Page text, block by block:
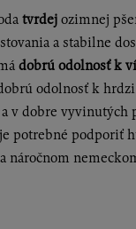
tvrdej ozimnej
a stabilne
dobrú odolnosť k
odolnosť k
v dobre vyvinutých
potrebné podporiť
náročnom